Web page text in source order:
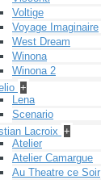
Voltige
Voyage Imaginaire
West Dream
Winona
Winona 2
+
Lena
Scenario
Lacroix +
Atelier
Atelier Camargue
Au Theatre ce Soir